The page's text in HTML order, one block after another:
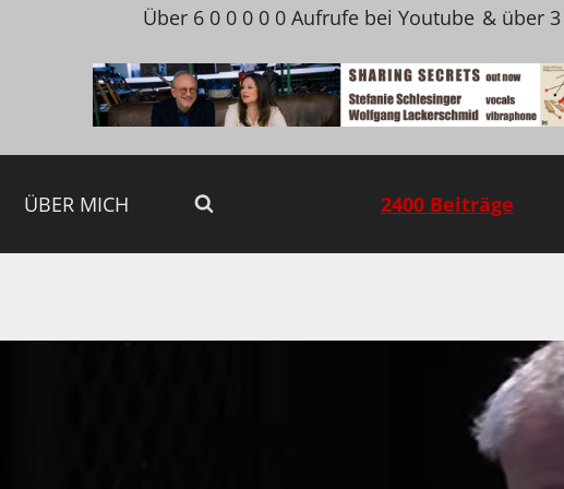
Über 6 0 0 0 0 0 Aufrufe bei Youtube & über
ÜBER MICH 2400 Beiträge